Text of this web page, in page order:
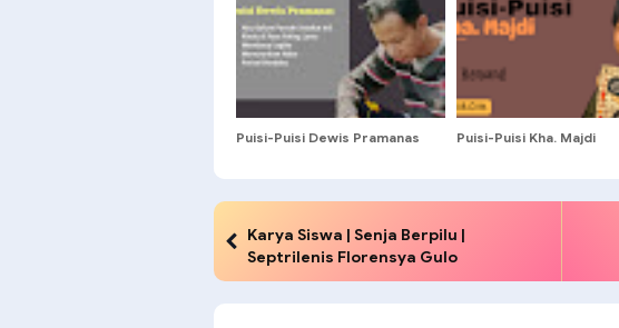
Puisi-Puisi Dewis Pramanas Puisi-Puisi Kha. Majdi
Karya Siswa | Senja Berpilu |
Septrilenis Florensya Gulo